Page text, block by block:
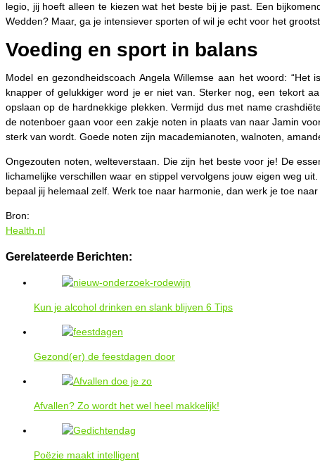
legio, jij hoeft alleen te kiezen wat het beste bij je past. Een
Wedden? Maar, ga je intensiever sporten of wil je echt voor het
Voeding en sport in balans
Model en gezondheidscoach Angela Willemse aan het woord:
knapper of gelukkiger word je er niet van. Sterker nog, een tekort
opslaan op de hardnekkige plekken. Vermijd dus met name
de notenboer gaan voor een zakje noten in plaats van naar Jamin
sterk van wordt. Goede noten zijn macademianoten, walnoten,
Ongezouten noten, welteverstaan. Die zijn het beste voor je! De
lichamelijke verschillen waar en stippel vervolgens jouw eigen weg
bepaal jij helemaal zelf. Werk toe naar harmonie, dan werk je toe
Bron:
Health.nl
Gerelateerde Berichten:
Kun je alcohol drinken en slank blijven 6 Tips
Gezond(er) de feestdagen door
Afvallen? Zo wordt het wel heel makkelijk!
Poëzie maakt intelligent